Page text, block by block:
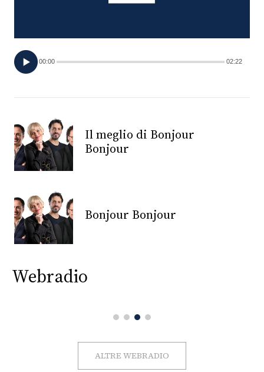
TV
PRINCIPATO
MONACO
RMC
CONSIGLIA
00:00 02:22
Il meglio di Bonjour
Bonjour
Bonjour Bonjour
Webradio
ALTRE WEBRADIO